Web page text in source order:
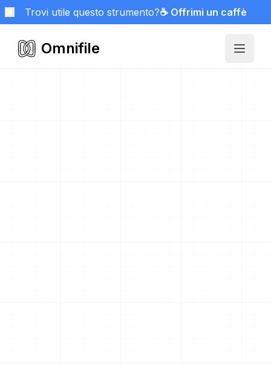
Trovi utile questo strumento?☕ Offrimi un caffè
Omnifile